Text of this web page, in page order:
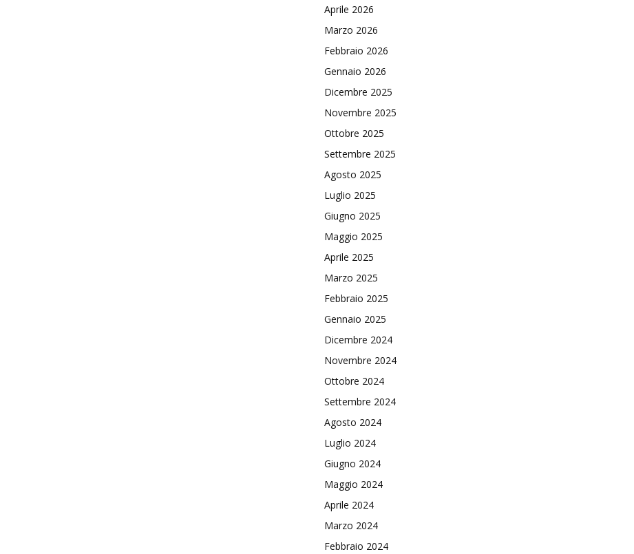
Aprile 2026
Marzo 2026
Febbraio 2026
Gennaio 2026
Dicembre 2025
Novembre 2025
Ottobre 2025
Settembre 2025
Agosto 2025
Luglio 2025
Giugno 2025
Maggio 2025
Aprile 2025
Marzo 2025
Febbraio 2025
Gennaio 2025
Dicembre 2024
Novembre 2024
Ottobre 2024
Settembre 2024
Agosto 2024
Luglio 2024
Giugno 2024
Maggio 2024
Aprile 2024
Marzo 2024
Febbraio 2024